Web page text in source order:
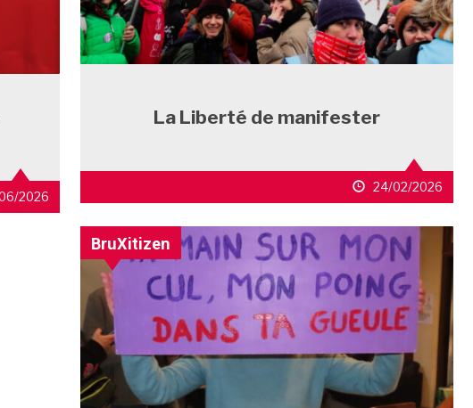
2026
La Liberté de manifester
24/02/2026
BruXitizen